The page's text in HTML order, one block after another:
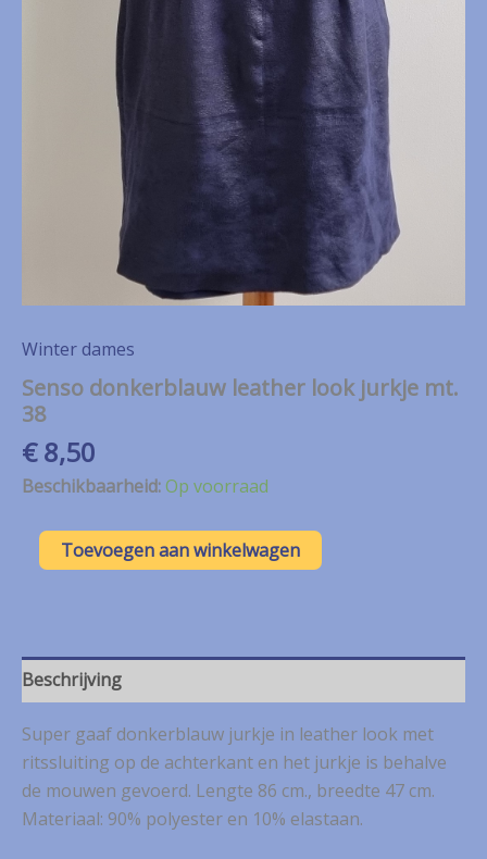
Winter dames
Senso donkerblauw leather look jurkje mt.
38
€8,50
Beschikbaarheid:Op voorraad
Senso
donkerblauw
38
aantal
Toevoegen aan winkelwagen
Beschrijving
Super gaaf donkerblauw jurkje in leather look met
ritssluiting op de achterkant en het jurkje is behalve
de mouwen gevoerd. Lengte 86 cm., breedte 47 cm.
Materiaal: 90% polyester en 10% elastaan.